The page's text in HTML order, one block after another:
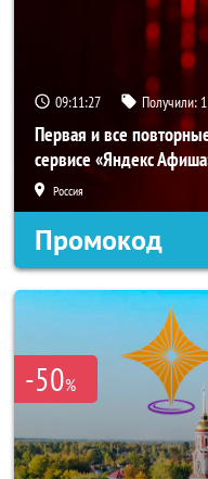
09:11:26 Получили:
Первая и все
сервисе «Яндекс
Россия
Промокод
-50%